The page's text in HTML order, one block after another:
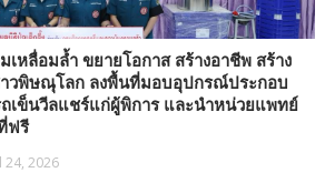
หลื่อมล้ำ ขยายโอกาส สร้างอาชีพ สร้าง
าวพิษณุโลก ลงพื้นที่มอบอุปกรณ์ประกอบ
เข็นวีลแชร์แก่ผู้พิการ และนำหน่วยแพทย์
ฟรี
24, 2026